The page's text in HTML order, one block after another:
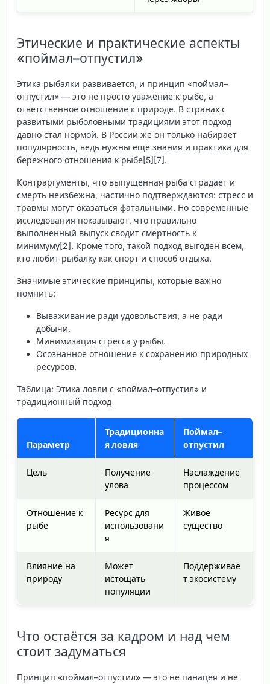
Этические и практические аспекты
«поймал–отпустил»
Этика рыбалки развивается, и принцип «поймал–
отпустил» — это не просто уважение к рыбе, а
ответственное отношение к природе. В странах с
развитыми рыболовными традициями этот подход
давно стал нормой. В России же он только набирает
популярность, ведь нужны ещё знания и практика для
бережного отношения к рыбе[5][7].
Контраргументы, что выпущенная рыба страдает и
смерть неизбежна, частично подтверждаются: стресс и
травмы могут оказаться фатальными. Но современные
исследования показывают, что правильно
выполненный выпуск сводит смертность к
минимуму[2]. Кроме того, такой подход выгоден всем,
кто любит рыбалку как спорт и способ отдыха.
Значимые этические принципы, которые важно
помнить:
Вываживание ради удовольствия, а не ради
добычи.
Минимизация стресса у рыбы.
Осознанное отношение к сохранению природных
ресурсов.
Таблица: Этика ловли с «поймал–отпустил» и
традиционный подход
Параметр
Традиционна
я ловля
Поймал–
отпустил
Цель
Получение
улова
Наслаждение
процессом
Отношение к
рыбе
Ресурс для
использовани
я
Живое
существо
Влияние на
природу
Может
истощать
популяции
Поддерживае
т экосистему
Что остаётся за кадром и над чем
стоит задуматься
Принцип «поймал–отпустил» — это не панацея и не